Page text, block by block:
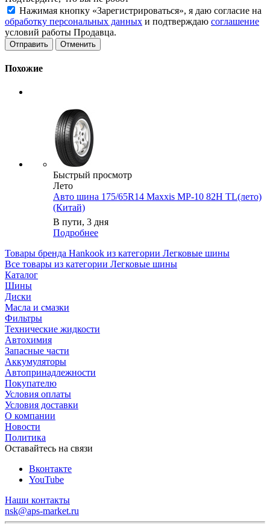
Нажимая кнопку «Зарегистрироваться», я даю согласие на
обработку персональных данных и подтверждаю соглашение
условий работы Продавца.
Отменить
Похожие
Быстрый просмотр
Лето
Авто шина 175/65R14 Maxxis MP-10 82H TL(лето)
(Китай)
В пути, 3 дня
Подробнее
Товары бренда Hankook из категории Легковые шины
Все товары из категории Легковые шины
Каталог
Шины
Диски
Масла и смазки
Фильтры
Технические жидкости
Автохимия
Запасные части
Аккумуляторы
Автопринадлежности
Покупателю
Условия оплаты
Условия доставки
О компании
Новости
Политика
Оставайтесь на связи
Вконтакте
YouTube
Наши контакты
nsk@aps-market.ru